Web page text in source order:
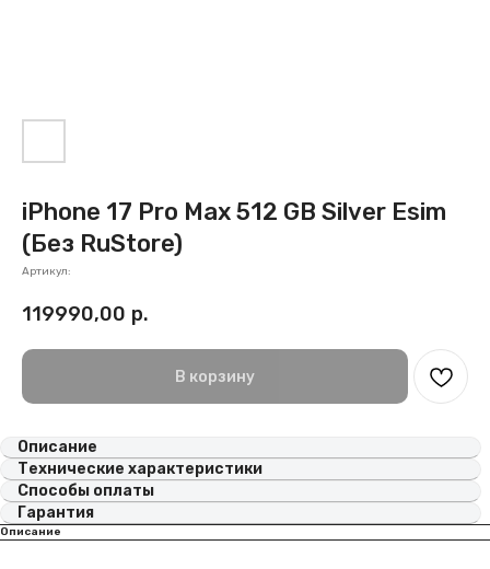
iPhone 17 Pro Max 512 GB Silver Esim
(Без RuStore)
Артикул:
119990,00 р.
В корзину
Описание
Технические характеристики
Способы оплаты
Гарантия
Описание